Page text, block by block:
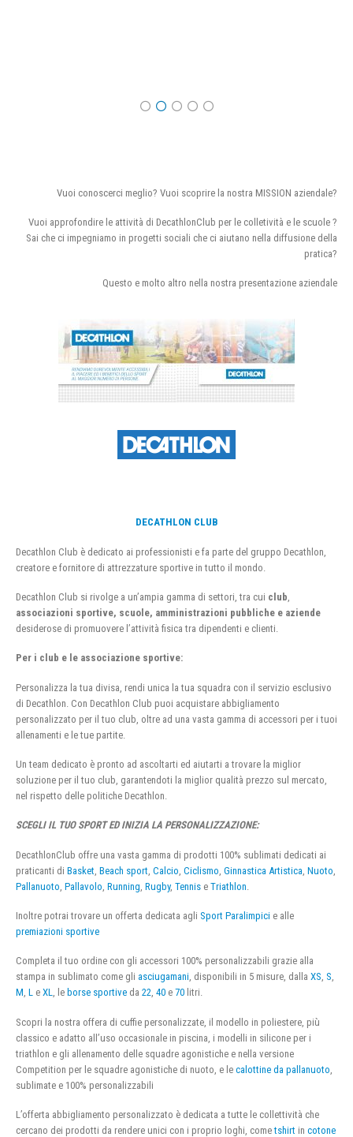
Vuoi conoscerci meglio? Vuoi scoprire la nostra MISSION aziendale?
Vuoi approfondire le attività di DecathlonClub per le colletività e le scuole ?
Sai che ci impegniamo in progetti sociali che ci aiutano nella diffusione della
pratica?
Questo e molto altro nella nostra presentazione aziendale
DECATHLON CLUB
Decathlon Club è dedicato ai professionisti e fa parte del gruppo Decathlon,
creatore e fornitore di attrezzature sportive in tutto il mondo.
Decathlon Club si rivolge a un’ampia gamma di settori, tra cui club
associazioni sportive, scuole, amministrazioni pubbliche e aziende
desiderose di promuovere l’attività fisica tra dipendenti e clienti.
Per i club e le associazione sportive:
Personalizza la tua divisa, rendi unica la tua squadra con il servizio esclusivo
di Decathlon. Con Decathlon Club puoi acquistare abbigliamento
personalizzato per il tuo club, oltre ad una vasta gamma di accessori per i tuoi
allenamenti e le tue partite.
Un team dedicato è pronto ad ascoltarti ed aiutarti a trovare la miglior
soluzione per il tuo club, garantendoti la miglior qualità prezzo sul mercato,
nel rispetto delle politiche Decathlon.
SCEGLI IL TUO SPORT ED INIZIA LA PERSONALIZZAZIONE:
DecathlonClub offre una vasta gamma di prodotti 100% sublimati dedicati ai
praticanti di Basket Beach sport Calcio Ciclismo Ginnastica Artistica Nuoto
Pallanuoto Pallavolo Running Rugby, Tennis e Triathlon
Inoltre potrai trovare un offerta dedicata agli Sport Paralimpici e alle
premiazioni sportive
Completa il tuo ordine con gli accessori 100% personalizzabili grazie alla
stampa in sublimato come gli asciugamani, disponibili in 5 misure, dalla XS, S,
M, L e XL, le borse sportive da 22, 40 e 70 litri.
Scopri la nostra offera di cuffie personalizzate, il modello in poliestere, più
classico e adatto all’uso occasionale in piscina, i modelli in silicone per i
triathlon e gli allenamento delle squadre agonistiche e nella versione
Competition per le squadre agonistiche di nuoto, e le calottine da pallanuoto
sublimate e 100% personalizzabili
L’offerta abbigliamento personalizzato è dedicata a tutte le collettività che
cercano dei prodotti da rendere unici con i proprio loghi, cometshirt in cotone